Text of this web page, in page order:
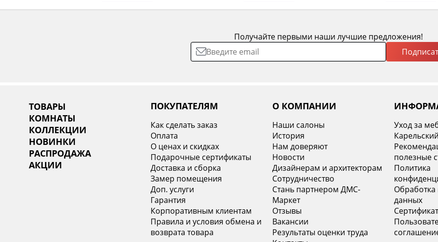
Получайте первыми наши лучшие предложения!
ТОВАРЫ
КОМНАТЫ
КОЛЛЕКЦИИ
НОВИНКИ
РАСПРОДАЖА
АКЦИИ
ПОКУПАТЕЛЯМ
Как сделать заказ
Оплата
О ценах и скидках
Подарочные сертификаты
Доставка и сборка
Замер помещения
Доп. услуги
Гарантия
Корпоративным клиентам
Правила и условия обмена и
возврата товара
О КОМПАНИИ
Наши салоны
История
Нам доверяют
Новости
Дизайнерам и архитекторам
Сотрудничество
Стань партнером ДМС-
Маркет
Отзывы
Вакансии
Результаты оценки труда
Уход за
полезные
Политика
данных